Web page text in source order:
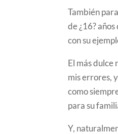
También
de ¿16?
con su
El más dulce
mis errores,
como
para su
Y,